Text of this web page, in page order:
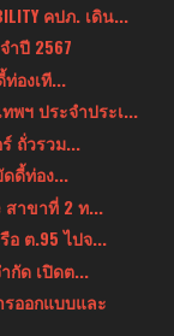
คปภ. เดิน...
ำปี 2567
องเที...
พฯ ประจำประเ...
ถั่วรวม...
ดี้ท่อง...
สาขาที่ 2 ท...
อ ต.95 ไปจ...
กัด เปิดต...
ออกแบบและ